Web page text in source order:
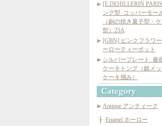
[E.DEHILLERIN
ング型_コッパーモー
（銅の焼き菓子型・
型）25A
[GBN] ピンクフラワ
ーローティーポット
シルバープレート_薔
ケーキトング（銀メ
ケーキ掴み）
Antique アンティーク
├ Enamel ホーロー